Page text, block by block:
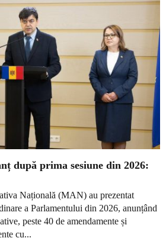
după prima sesiune din 2026:
Națională (MAN) au prezentat
a Parlamentului din 2026, anunțând
peste 40 de amendamente și
cu...